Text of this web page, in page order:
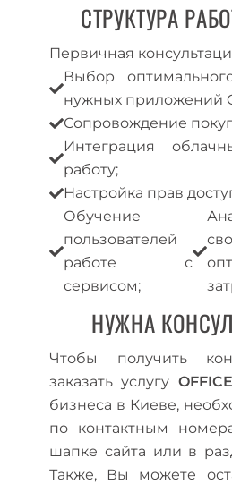
СТРУКТУРА
Первичная
Выбор
нужных приложений
Сопровождение
Интеграция
работу;
Настройка прав
Обучение
пользователей
работе с
сервисом;
НУЖНА
Чтобы получить
заказать услугу OFFICE
бизнеса в Киеве,
по контактным
шапке сайта или в
Также, Вы можете